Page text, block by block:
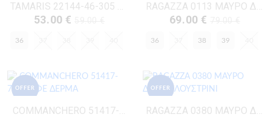
TAMARIS 22144-46-305 ΚΟΝΙΑΚ ΔΕΡΜΑ-ECO
53.00 €
36
RAGAZZA 0113 ΜΑΥΡΟ ΔΕΡΜΑ
69.00 €
36 38 39
OFFER
COMMANCHERO 51417-722 ΚΑΦΕ ΔΕΡΜΑ
OFFER
RAGAZZA 0380 ΜΑΥΡΟ ΔΕΡΜΑ-ΛΟΥΣΤΡΙΝΙ